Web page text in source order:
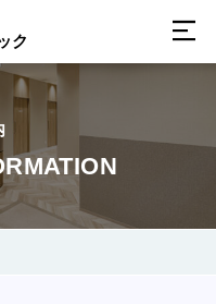
ク